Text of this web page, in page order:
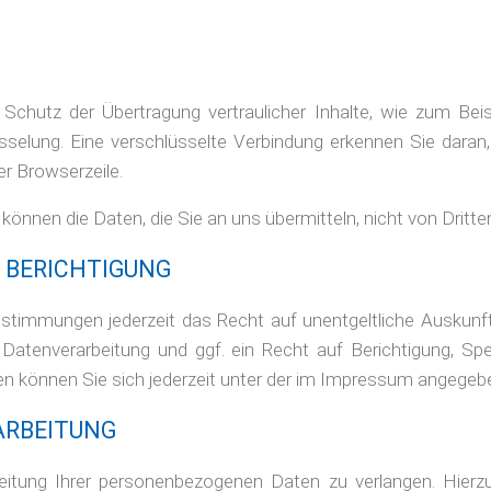
der Übertragung vertraulicher Inhalte, wie zum
Eine verschlüsselte Verbindung erkennen Sie
Browserzeile.
die Daten, die Sie an uns übermitteln, nicht von
jederzeit das Recht auf unentgeltliche
und ggf. ein Recht auf Berichtigung,
können Sie sich jederzeit unter der im Impressum
Ihrer personenbezogenen Daten zu verlangen.